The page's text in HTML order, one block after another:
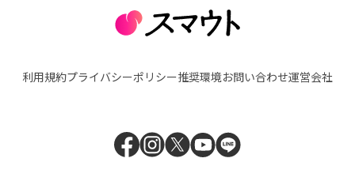
利用規約プライバシーポリシー推奨環境お問い合わせ運営会社